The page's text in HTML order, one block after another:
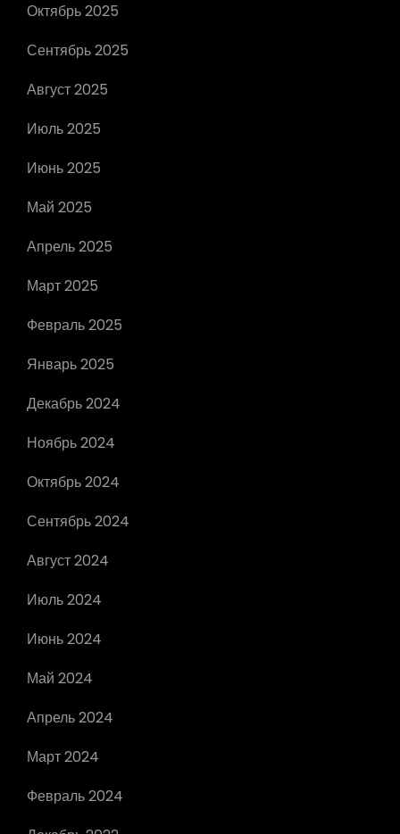
Октябрь 2025
Сентябрь 2025
Август 2025
Июль 2025
Июнь 2025
Май 2025
Апрель 2025
Март 2025
Февраль 2025
Январь 2025
Декабрь 2024
Ноябрь 2024
Октябрь 2024
Сентябрь 2024
Август 2024
Июль 2024
Июнь 2024
Май 2024
Апрель 2024
Март 2024
Февраль 2024